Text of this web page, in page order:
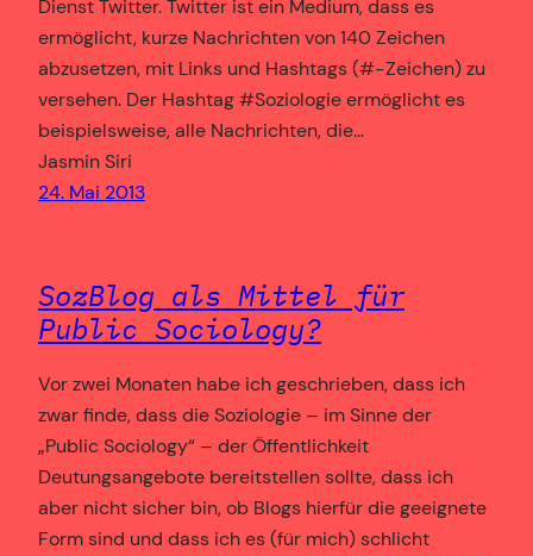
Dienst Twitter. Twitter ist ein Medium, dass es
ermöglicht, kurze Nachrichten von 140 Zeichen
abzusetzen, mit Links und Hashtags (#-Zeichen) zu
versehen. Der Hashtag #Soziologie ermöglicht es
beispielsweise, alle Nachrichten, die…
Jasmin Siri
24. Mai 2013
SozBlog als Mittel für
Public Sociology?
Vor zwei Monaten habe ich geschrieben, dass ich
zwar finde, dass die Soziologie – im Sinne der
„Public Sociology“ – der Öffentlichkeit
Deutungsangebote bereitstellen sollte, dass ich
aber nicht sicher bin, ob Blogs hierfür die geeignete
Form sind und dass ich es (für mich) schlicht